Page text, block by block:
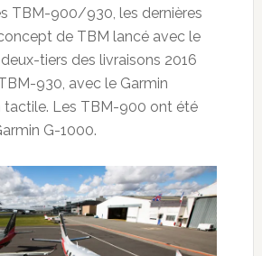
TBM-900/930, les dernières
de TBM lancé avec le
tiers des livraisons 2016
930, avec le Garmin
tactile. Les TBM-900 ont été
G-1000.